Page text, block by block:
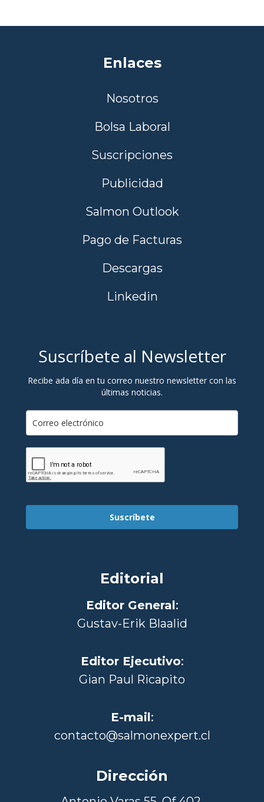
Enlaces
Nosotros
Bolsa Laboral
Suscripciones
Publicidad
Salmon Outlook
Pago de Facturas
Descargas
Linkedin
Suscríbete al Newsletter
Recibe ada día en tu correo nuestro newsletter con las
últimas noticias.
Suscríbete
Editorial
Editor General:
Gustav-Erik Blaalid
Editor Ejecutivo:
Gian Paul Ricapito
E-mail:
contacto@salmonexpert.cl
Dirección